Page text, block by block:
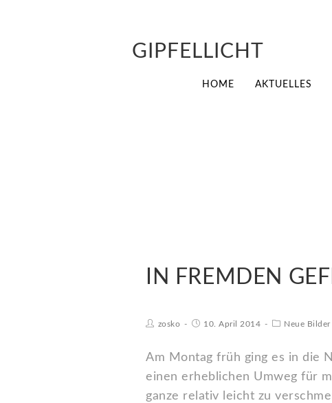
GIPFELLICHT
HOME AKTUELLES
IN FREMDEN
zosko 10. April 2014 Neue Bilder
Am Montag früh ging es in die
einen erheblichen Umweg für
ganze relativ leicht zu